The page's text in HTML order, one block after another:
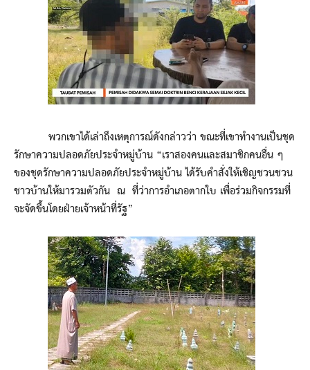
พวกเขาได้เล่าถึงเหตุการณ์ดังกล่าวว่า ขณะที่เขาทำงานเป็นชุด
รักษาความปลอดภัยประจำหมู่บ้าน “เราสองคนและสมาชิกคนอื่น ๆ
ของชุดรักษาความปลอดภัยประจำหมู่บ้าน ได้รับคำสั่งให้เชิญชวนชวน
ชาวบ้านให้มารวมตัวกัน ณ ที่ว่าการอำเภอตากใบ เพื่อร่วมกิจกรรมที่
จะจัดขึ้นโดยฝ่ายเจ้าหน้าที่รัฐ”